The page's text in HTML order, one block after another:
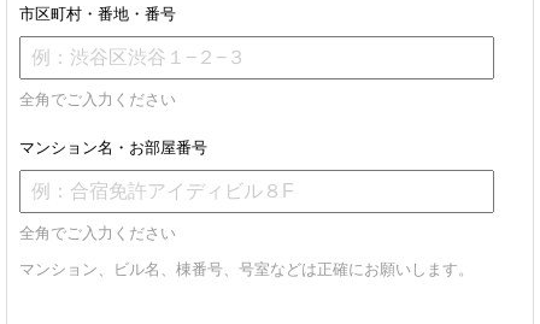
市区町村・番地・番号
全角でご入力ください
マンション名・お部屋番号
全角でご入力ください
マンション、ビル名、棟番号、号室などは正確にお願いします。